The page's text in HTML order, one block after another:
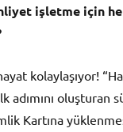
işletme için
kolaylaşıyor!
adımını oluşturan
Kartına